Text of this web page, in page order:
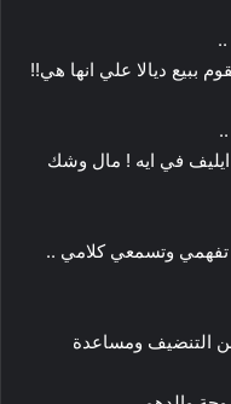
ببيع ديالا علي انها هي!!
ايليف في ايه ! مال وشك
تفهمي وتسمعي كلامي ..
التنضيف ومساعدة